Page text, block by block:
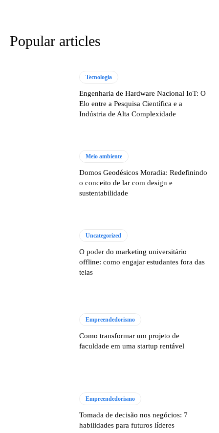
Popular articles
Tecnologia
Engenharia de Hardware Nacional IoT: O
Elo entre a Pesquisa Científica e a
Indústria de Alta Complexidade
Meio ambiente
Domos Geodésicos Moradia: Redefinindo
o conceito de lar com design e
sustentabilidade
Uncategorized
O poder do marketing universitário
offline: como engajar estudantes fora das
telas
Empreendedorismo
Como transformar um projeto de
faculdade em uma startup rentável
Empreendedorismo
Tomada de decisão nos negócios: 7
habilidades para futuros líderes